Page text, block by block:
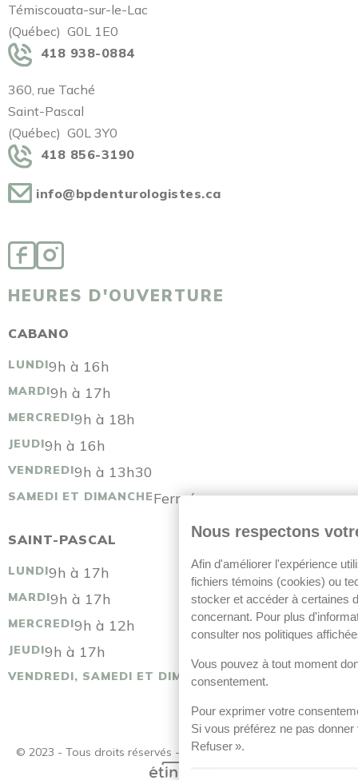
Nous respectons
Afin d'améliorer l'expérience
fichiers témoins (cookies) ou
stocker et accéder à certaines
concernant. Pour plus
consulter nos politiques
Vous pouvez à tout moment
consentement.
Pour exprimer votre
Si vous préférez ne pas
Refuser ».
Témiscouata-sur-le-Lac
(Québec) G0L 1E0
418 938-0884
360, rue Taché
Saint-Pascal
(Québec) G0L 3Y0
418 856-3190
info@bpdenturologistes.ca
HEURES D'OUVERTURE
CABANO
LUNDI9h à 16h
MARDI9h à 17h
MERCREDI9h à 18h
JEUDI9h à 16h
VENDREDI9h à 13h30
SAMEDI ET DIMANCHEFermé
SAINT-PASCAL
LUNDI9h à 17h
MARDI9h à 17h
MERCREDI9h à 12h
JEUDI9h à 17h
VENDREDI, SAMEDI ET DIMANCHEFermé
© 2023 - Tous droits réservés - Conception et réalisation